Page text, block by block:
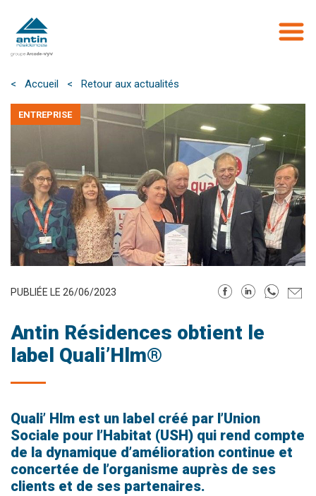
contenu
principal
ENTREPRISE
< Accueil < Retour aux actualités
PUBLIÉE LE 26/06/2023
Antin Résidences obtient le
label Quali’Hlm®
Quali’ Hlm est un label créé par l’Union
Sociale pour l’Habitat (USH) qui rend compte
de la dynamique d’amélioration continue et
concertée de l’organisme auprès de ses
clients et de ses partenaires.